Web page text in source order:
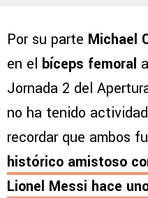
Por su parte Michael
en el bíceps femoral
Jornada 2 del
no ha tenido
recordar que ambos
histórico amistoso
Lionel Messi hace